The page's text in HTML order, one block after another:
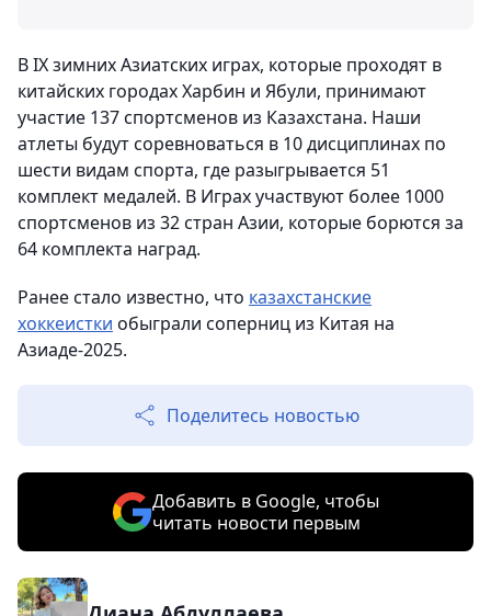
В IX зимних Азиатских играх, которые проходят в
китайских городах Харбин и Ябули, принимают
участие 137 спортсменов из Казахстана. Наши
атлеты будут соревноваться в 10 дисциплинах по
шести видам спорта, где разыгрывается 51
комплект медалей. В Играх участвуют более 1000
спортсменов из 32 стран Азии, которые борются за
64 комплекта наград.
Ранее стало известно, что казахстанские
хоккеистки обыграли соперниц из Китая на
Азиаде-2025.
Поделитесь новостью
Добавить в Google, чтобы
читать новости первым